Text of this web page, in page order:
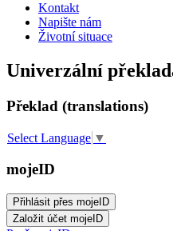
Kontakt
Napište nám
Životní situace
Univerzální
Překlad (translations)
Select Language ▼
mojeID